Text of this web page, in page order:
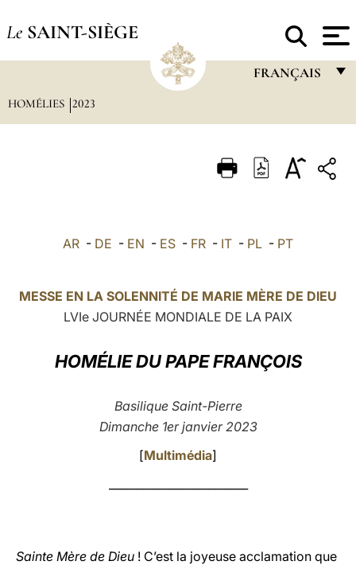
Le SAINT-SIÈGE
FRANÇAIS
ITALIANO
POLSKI
العربيّة
中文
HOMÉLIES 2023
AR - DE - EN - ES - FR - IT - PL - PT
MESSE EN LA SOLENNITÉ DE MARIE MÈRE DE DIEU
LVIe JOURNÉE MONDIALE DE LA PAIX
HOMÉLIE DU PAPE FRANÇOIS
Basilique Saint-Pierre
Dimanche 1er janvier 2023
[Multimédia]
Sainte Mère de Dieu ! C’est la joyeuse acclamation que